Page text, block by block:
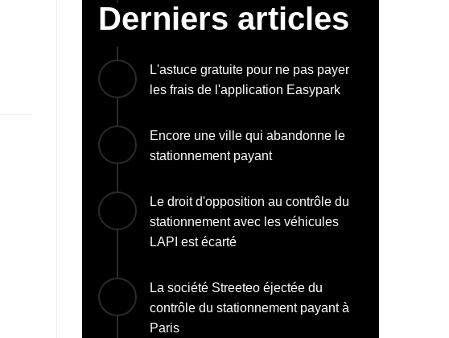
Derniers articles
L'astuce gratuite pour ne pas payer
les frais de l'application Easypark
Encore une ville qui abandonne le
stationnement payant
Le droit d'opposition au contrôle du
stationnement avec les véhicules
LAPI est écarté
La société Streeteo éjectée du
contrôle du stationnement payant à
Paris